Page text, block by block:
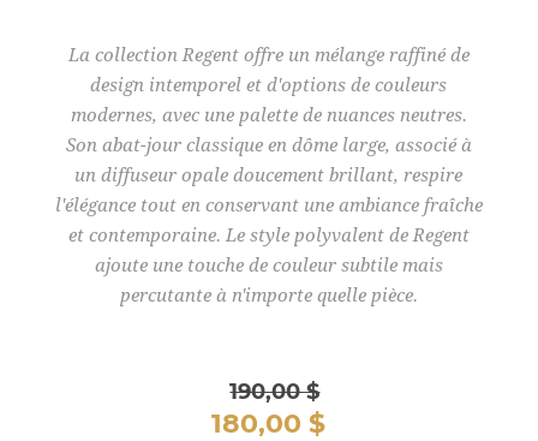
La collection Regent offre un mélange raffiné de
design intemporel et d'options de couleurs
modernes, avec une palette de nuances neutres.
Son abat-jour classique en dôme large, associé à
un diffuseur opale doucement brillant, respire
l'élégance tout en conservant une ambiance fraîche
et contemporaine. Le style polyvalent de Regent
ajoute une touche de couleur subtile mais
percutante à n'importe quelle pièce.
190,00 $
180,00 $